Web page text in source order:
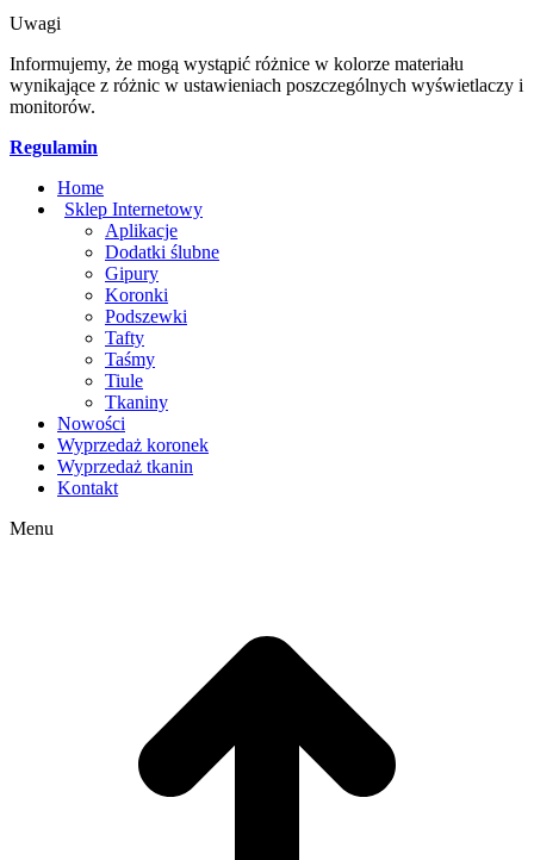
Uwagi
Informujemy, że mogą wystąpić różnice w kolorze materiału
wynikające z różnic w ustawieniach poszczególnych wyświetlaczy i
monitorów.
Regulamin
Home
Sklep Internetowy
Aplikacje
Dodatki ślubne
Gipury
Koronki
Podszewki
Tafty
Taśmy
Tiule
Tkaniny
Nowości
Wyprzedaż koronek
Wyprzedaż tkanin
Kontakt
Menu